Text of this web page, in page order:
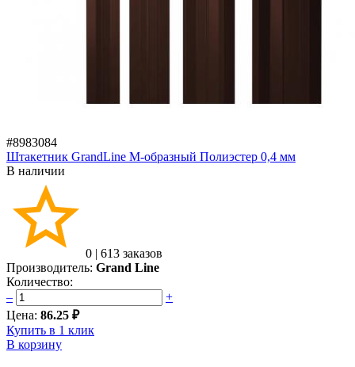
#8983084
Штакетник GrandLine M-образный Полиэстер 0,4 мм
В наличии
0 | 613 заказов
Производитель: Grand Line
Количество:
–
+
Цена: 86.25 ₽
Купить в 1 клик
В корзину